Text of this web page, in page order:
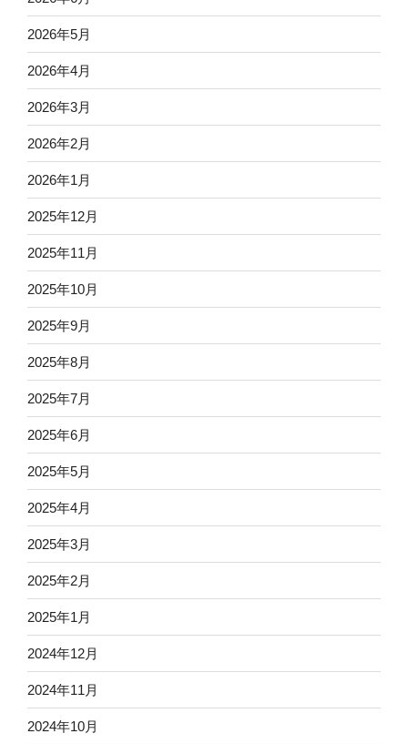
2026年5月
2026年4月
2026年3月
2026年2月
2026年1月
2025年12月
2025年11月
2025年10月
2025年9月
2025年8月
2025年7月
2025年6月
2025年5月
2025年4月
2025年3月
2025年2月
2025年1月
2024年12月
2024年11月
2024年10月